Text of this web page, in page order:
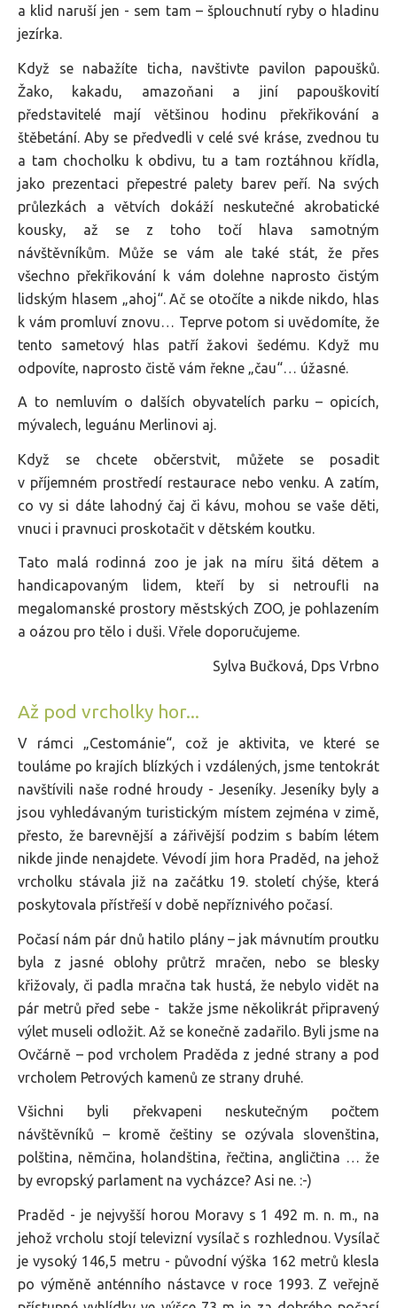
a klid naruší jen - sem tam – šplouchnutí ryby o hladinu
jezírka.
Když se nabažíte ticha, navštivte pavilon papoušků.
Žako, kakadu, amazoňani a jiní papouškovití
představitelé mají většinou hodinu překřikování a
štěbetání. Aby se předvedli v celé své kráse, zvednou tu
a tam chocholku k obdivu, tu a tam roztáhnou křídla,
jako prezentaci přepestré palety barev peří. Na svých
průlezkách a větvích dokáží neskutečné akrobatické
kousky, až se z toho točí hlava samotným
návštěvníkům. Může se vám ale také stát, že přes
všechno překřikování k vám dolehne naprosto čistým
lidským hlasem „ahoj“. Ač se otočíte a nikde nikdo, hlas
k vám promluví znovu… Teprve potom si uvědomíte, že
tento sametový hlas patří žakovi šedému. Když mu
odpovíte, naprosto čistě vám řekne „čau“… úžasné.
A to nemluvím o dalších obyvatelích parku – opicích,
mývalech, leguánu Merlinovi aj.
Když se chcete občerstvit, můžete se posadit
v příjemném prostředí restaurace nebo venku. A zatím,
co vy si dáte lahodný čaj či kávu, mohou se vaše děti,
vnuci i pravnuci proskotačit v dětském koutku.
Tato malá rodinná zoo je jak na míru šitá dětem a
handicapovaným lidem, kteří by si netroufli na
megalomanské prostory městských ZOO, je pohlazením
a oázou pro tělo i duši. Vřele doporučujeme.
Sylva Bučková, Dps Vrbno
Až pod vrcholky hor...
V rámci „Cestománie“, což je aktivita, ve které se
touláme po krajích blízkých i vzdálených, jsme tentokrát
navštívili naše rodné hroudy­ - Jeseníky. Jeseníky byly a
jsou vyhledávaným turistickým místem zejména v zimě,
přesto, že barevnější a zářivější podzim s babím létem
nikde jinde nenajdete. Vévodí jim hora Praděd, na jehož
vrcholku stávala již na začátku 19. století chýše, která
poskytovala přístřeší v době nepříznivého počasí.
Počasí nám pár dnů hatilo plány – jak mávnutím proutku
byla z jasné oblohy průtrž mračen, nebo se blesky
křižovaly, či padla mračna tak hustá, že nebylo vidět na
pár metrů před sebe - takže jsme několikrát připravený
výlet museli odložit. Až se konečně zadařilo. Byli jsme na
Ovčárně – pod vrcholem Praděda z jedné strany a pod
vrcholem Petrových kamenů ze strany druhé.
Všichni byli překvapeni neskutečným počtem
návštěvníků – kromě češtiny se ozývala slovenština,
polština, němčina, holandština, řečtina, angličtina … že
by evropský parlament na vycházce? Asi ne. :-)
Praděd - je nejvyšší horou Moravy s 1 492 m. n. m., na
jehož vrcholu stojí televizní vysílač s rozhlednou. Vysílač
je vysoký 146,5 metru - původní výška 162 metrů klesla
po výměně anténního nástavce v roce 1993. Z veřejně